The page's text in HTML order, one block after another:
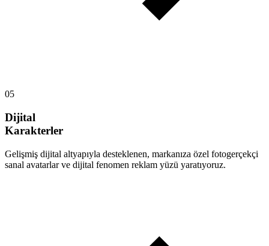
05
Dijital
Karakterler
Gelişmiş dijital altyapıyla desteklenen, markanıza özel fotogerçekçi
sanal avatarlar ve dijital fenomen reklam yüzü yaratıyoruz.